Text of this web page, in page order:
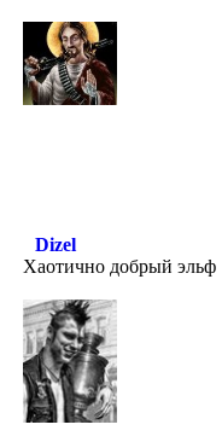
Dizel
Хаотично добрый эльф